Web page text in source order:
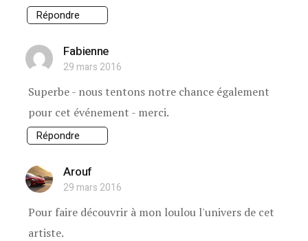
Répondre
Fabienne
29 mars 2016
Superbe - nous tentons notre chance également
pour cet événement - merci.
Répondre
Arouf
29 mars 2016
Pour faire découvrir à mon loulou l'univers de cet
artiste.